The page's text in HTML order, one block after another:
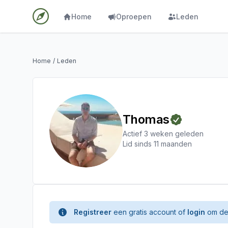
Home Oproepen Leden
Home / Leden
Thomas
Actief 3 weken geleden
Lid sinds 11 maanden
Registreer een gratis account of login om